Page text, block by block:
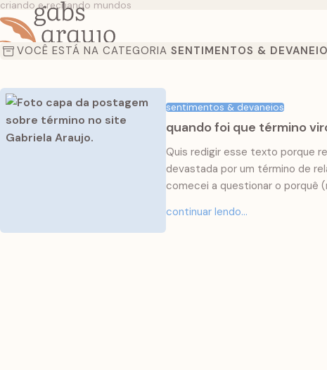
criando e recriando mundos
VOCÊ ESTÁ NA CATEGORIA SENTIMENTOS &
sentimentos & devaneios
quando foi que término
Quis redigir esse texto porque
devastada por um término de
comecei a questionar o porquê
fiz uma lista. Organizei os
continuar lendo...